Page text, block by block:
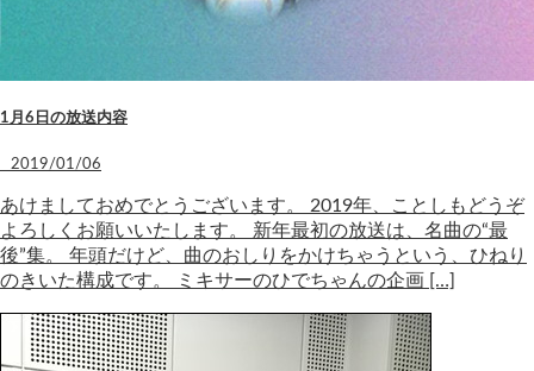
1月6日の放送内容
2019/01/06
あけましておめでとうございます。 2019年、ことしもどうぞ
よろしくお願いいたします。 新年最初の放送は、名曲の“最
後”集。 年頭だけど、曲のおしりをかけちゃうという、ひねり
のきいた構成です。 ミキサーのひでちゃんの企画 […]